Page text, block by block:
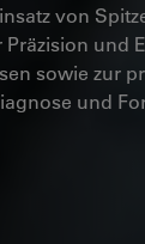
von
und
sowie zur
und